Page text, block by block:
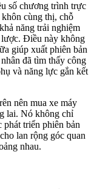
số chương trình trực
cùng thị, chỗ
năng trải nghiệm
lược. Điều này không
giúp xuất phiên bản
đã tìm thấy công
và năng lực gắn kết
nên mua xe máy
lai. Nó không chỉ
triển phiên bản
lan rộng góc quan
nhau.